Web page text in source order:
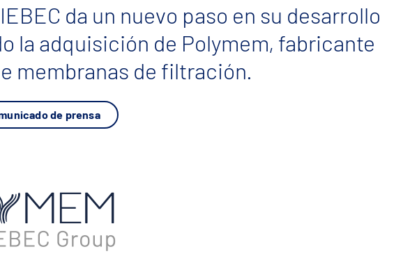
da un nuevo paso en su desarrollo
la adquisición de Polymem, fabricante
membranas de filtración.
de prensa